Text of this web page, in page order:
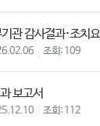
감사결과·조치요
109
보고서
112